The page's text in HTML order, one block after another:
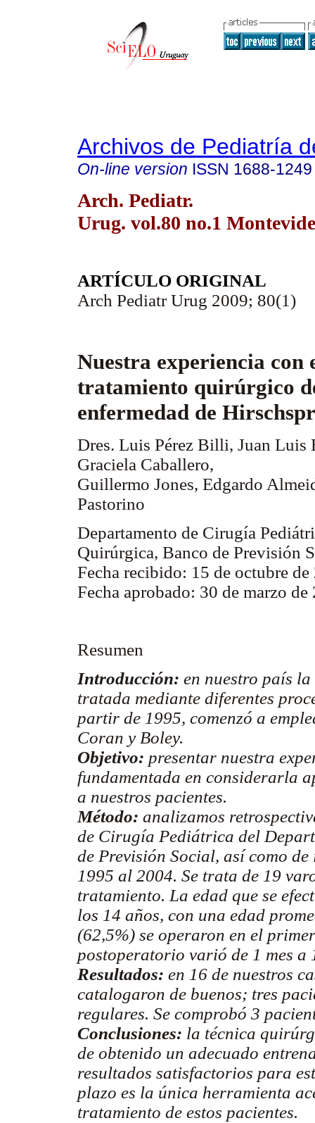
Archivos de Pediatría
On-line version ISSN 1688-1249
Arch. Pediatr.
Urug. vol.80 no.1
ARTÍCULO ORIGINAL
Arch Pediatr Urug 2009; 80(1)
Nuestra experiencia con
tratamiento quirúrgico
enfermedad de
Dres. Luis Pérez Billi, Juan Luis
Graciela Caballero,
Guillermo Jones, Edgardo
Pastorino
Departamento de Cirugía
Quirúrgica, Banco de Previsión
Fecha recibido: 15 de octubre de
Fecha aprobado: 30 de marzo de
Resumen
Introducción: en nuestro país
tratada mediante diferentes
partir de 1995, comenzó a
Coran y Boley.
Objetivo: presentar nuestra
fundamentada en considerarla
a nuestros pacientes.
Método: analizamos
de Cirugía Pediátrica del
de Previsión Social, así como
1995 al 2004. Se trata de 19
tratamiento. La edad que se
los 14 años, con una edad
(62,5%) se operaron en el
postoperatorio varió de 1 mes a
Resultados: en 16 de nuestros
catalogaron de buenos; tres
regulares. Se comprobó 3
Conclusiones: la técnica
de obtenido un adecuado
resultados satisfactorios para
plazo es la única herramienta
tratamiento de estos pacientes.